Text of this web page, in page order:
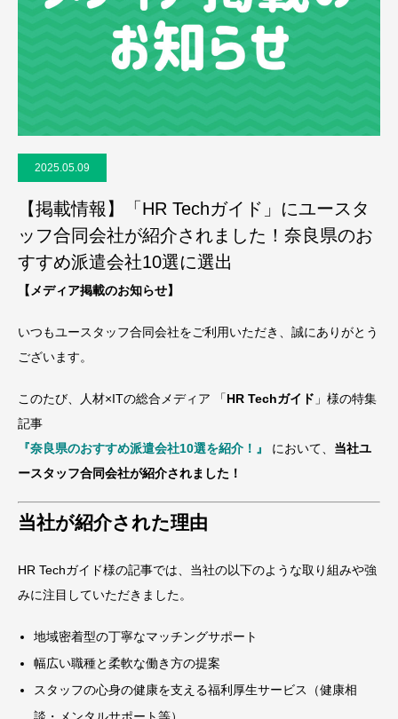
2025.05.09
【掲載情報】「HR Techガイド」にユースタ
ッフ合同会社が紹介されました！奈良県のお
すすめ派遣会社10選に選出
【メディア掲載のお知らせ】
いつもユースタッフ合同会社をご利用いただき、誠にありがとう
ございます。
このたび、人材×ITの総合メディア 「HR Techガイド 」様の特集
記事
『奈良県のおすすめ派遣会社10選を紹介！』 において、 当社ユ
ースタッフ合同会社が紹介されました！
当社が紹介された理由
HR Techガイド様の記事では、当社の以下のような取り組みや強
みに注目していただきました。
地域密着型の丁寧なマッチングサポート
幅広い職種と柔軟な働き方の提案
スタッフの心身の健康を支える福利厚生サービス（健康相